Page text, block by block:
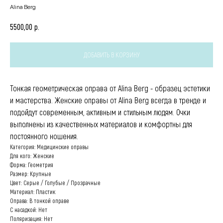
Alina Berg
5500,00 р.
ДОБАВИТЬ В КОРЗИНУ
Тонкая геометрическая оправа от Alina Berg - образец эстетики
и мастерства. Женские оправы от Alina Berg всегда в тренде и
подойдут современным, активным и стильным людям. Очки
выполнены из качественных материалов и комфортны для
постоянного ношения.
Категория: Медицинские оправы
Для кого: Женские
Форма: Геометрия
Размер: Крупные
Цвет: Серые / Голубые / Прозрачные
Материал: Пластик
Оправа: В тонкой оправе
С насадкой: Нет
Поляризация: Нет